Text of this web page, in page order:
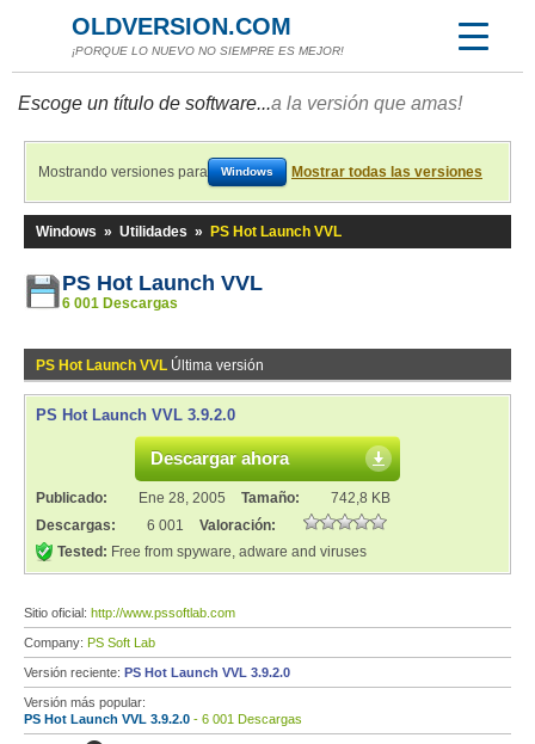
OLDVERSION.COM
¡PORQUE LO NUEVO NO SIEMPRE ES MEJOR!
Escoge un título de software...a la versión que amas!
Mostrando versiones para Windows Mostrar todas las versiones
Windows » Utilidades » PS Hot Launch VVL
PS Hot Launch VVL
6 001 Descargas
PS Hot Launch VVL Última versión
PS Hot Launch VVL 3.9.2.0
Descargar ahora
Publicado: Ene 28, 2005 Tamaño:
742,8 KB
Descargas:
6 001
Valoración:
Tested: Free from spyware, adware and viruses
Sitio oficial: http://www.pssoftlab.com
Company: PS Soft Lab
Versión reciente: PS Hot Launch VVL 3.9.2.0
Versión más popular:
PS Hot Launch VVL 3.9.2.0 - 6 001 Descargas